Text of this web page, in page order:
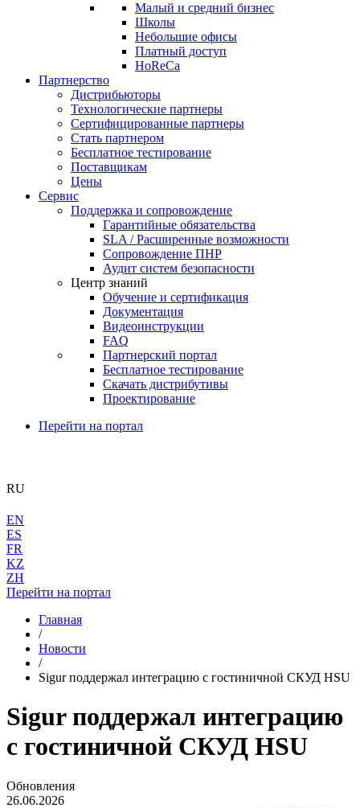
Малый и средний бизнес
Школы
Небольшие офисы
Платный доступ
HoReCa
Партнерство
Дистрибьюторы
Технологические партнеры
Сертифицированные партнеры
Стать партнером
Бесплатное тестирование
Поставщикам
Цены
Сервис
Поддержка и сопровождение
Гарантийные обязательства
SLA / Расширенные возможности
Сопровождение ПНР
Аудит систем безопасности
Центр знаний
Обучение и сертификация
Документация
Видеоинструкции
FAQ
Партнерский портал
Бесплатное тестирование
Скачать дистрибутивы
Проектирование
Перейти на портал
RU
EN
ES
FR
KZ
ZH
Перейти на портал
Главная
/
Новости
/
Sigur поддержал интеграцию с гостиничной СКУД HSU
Sigur поддержал интеграцию
с гостиничной СКУД HSU
Обновления
26.06.2026